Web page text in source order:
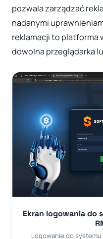
pozwala zarządzać
nadanymi
reklamacji to platforma
dowolna przeglądarka
Ekran logowania do
Logowanie do